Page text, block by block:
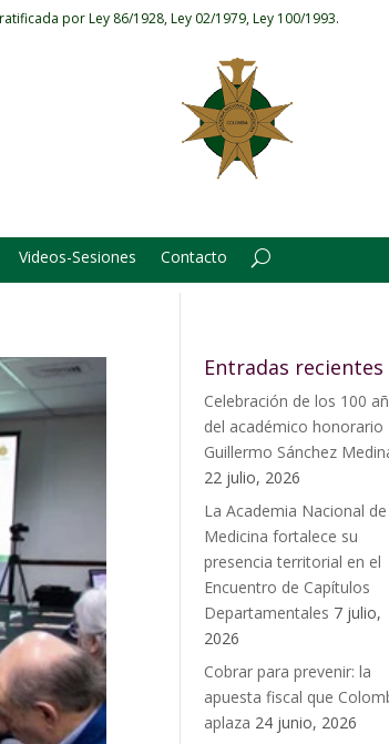
por Ley 86/1928, Ley 02/1979, Ley 100/1993.
Videos-Sesiones Contacto
Entradas recientes
Celebración de los 100
del académico honorario
Guillermo Sánchez
22 julio, 2026
La Academia Nacional de
Medicina fortalece su
presencia territorial en el
Encuentro de Capítulos
Departamentales 7 julio,
2026
Cobrar para prevenir: la
apuesta fiscal que
aplaza 24 junio, 2026